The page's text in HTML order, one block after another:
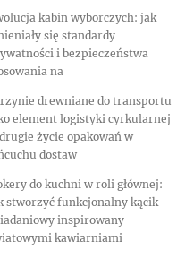
kabin wyborczych: jak
się standardy
i bezpieczeństwa
na
drewniane do transportu
element logistyki cyrkularnej
życie opakowań w
dostaw
do kuchni w roli głównej:
stworzyć funkcjonalny kącik
inspirowany
kawiarniami